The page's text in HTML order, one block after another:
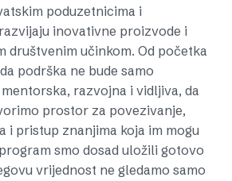
poduzetnicima i
inovativne proizvode i
društvenim učinkom. Od početka
podrška ne bude samo
razvojna i vidljiva, da
prostor za povezivanje,
i pristup znanjima koja im mogu
smo dosad uložili gotovo
vrijednost ne gledamo samo